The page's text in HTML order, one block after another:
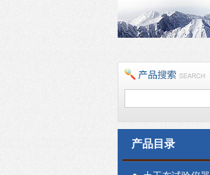
产品目录